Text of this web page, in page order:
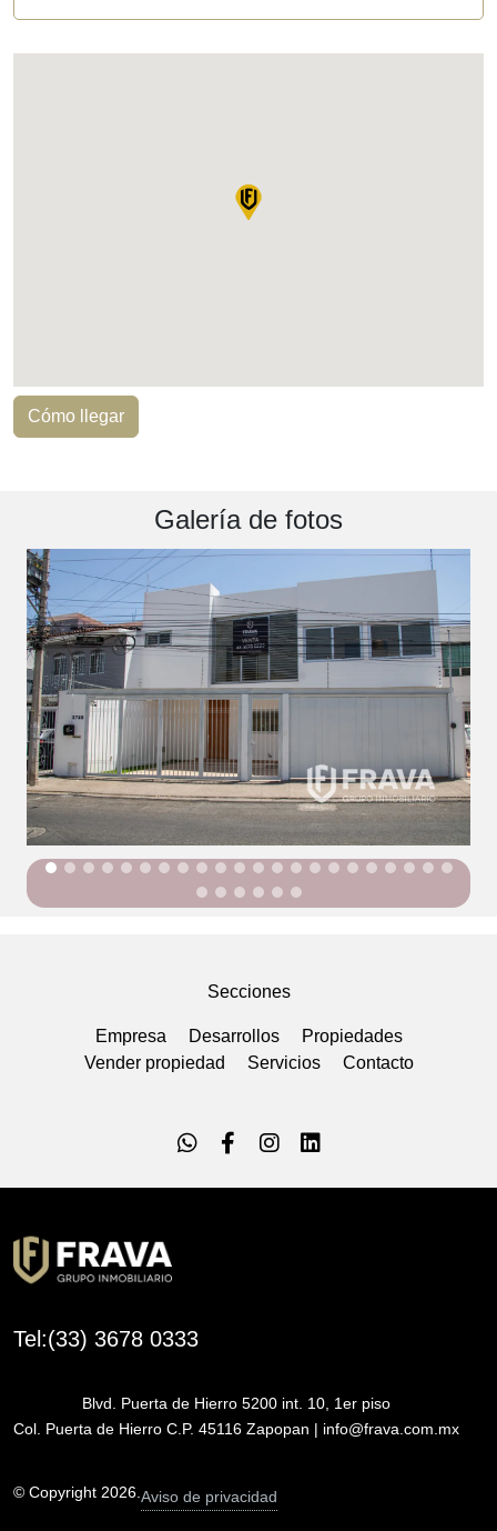
Cómo llegar
Galería de fotos
Secciones
Empresa Desarrollos
Propiedades
Vender propiedad
Servicios Contacto
Tel:(33) 3678 0333
Blvd. Puerta de Hierro 5200 int. 10, 1er piso
Col. Puerta de Hierro C.P. 45116 Zapopan | info@frava.com.mx
© Copyright 2026. Aviso de privacidad